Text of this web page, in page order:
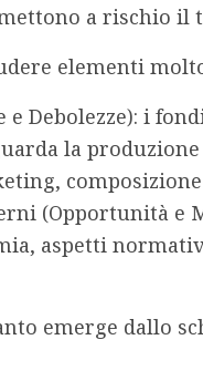
a rischio il
elementi
e Debolezze): i
la
(Opportunità e
aspetti
emerge dallo